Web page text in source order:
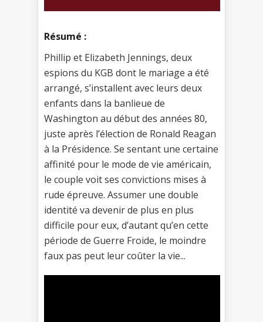
Résumé :
Phillip et Elizabeth Jennings, deux
espions du KGB dont le mariage a été
arrangé, s’installent avec leurs deux
enfants dans la banlieue de
Washington au début des années 80,
juste après l’élection de Ronald Reagan
à la Présidence. Se sentant une certaine
affinité pour le mode de vie américain,
le couple voit ses convictions mises à
rude épreuve. Assumer une double
identité va devenir de plus en plus
difficile pour eux, d’autant qu’en cette
période de Guerre Froide, le moindre
faux pas peut leur coûter la vie...